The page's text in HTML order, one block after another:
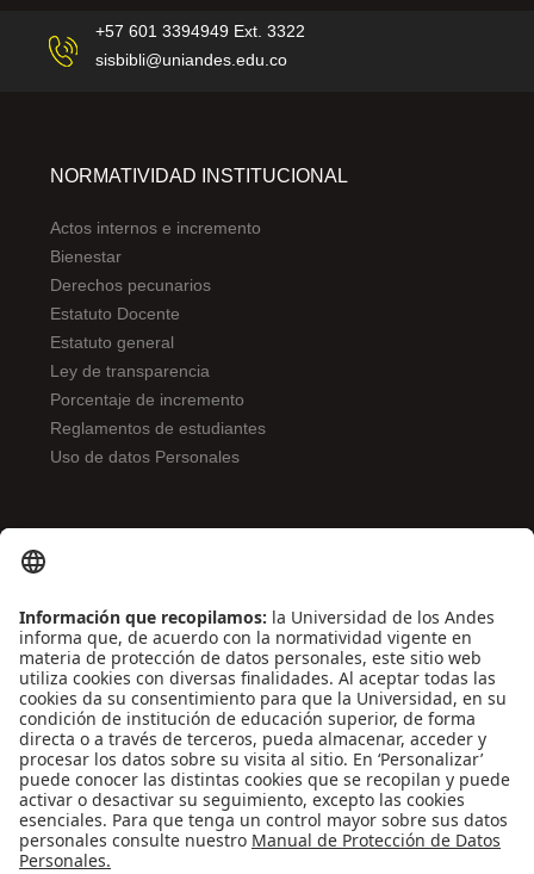
+57 601 3394949 Ext. 3322
sisbibli@uniandes.edu.co
NORMATIVIDAD INSTITUCIONAL
Actos internos e incremento
Bienestar
Derechos pecunarios
Estatuto Docente
Estatuto general
Ley de transparencia
Porcentaje de incremento
Reglamentos de estudiantes
Uso de datos Personales
Contáctenos
Biblioguías
Preguntas frecuentes
Capacitación
Directrices
Entretenimiento
Compra de libros y material audiovisual